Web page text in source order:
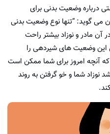
درباره وضعیت بدنی برای
می گوید: “تنها نوع وضعیت بدنی
مادر و نوزاد بیشتر راحت
این وضعیت های شیردهی را
که آنچه امروز برای شما ممکن است
شما و خو گرفتن به روند